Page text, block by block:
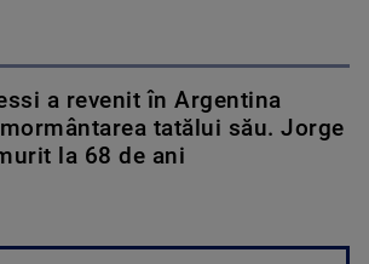
a revenit în Argentina
tatălui său. Jorge
la 68 de ani